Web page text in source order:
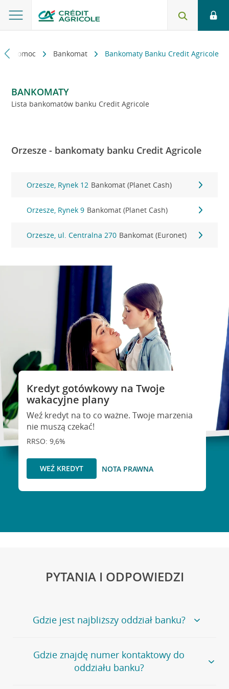
i pomoc Bankomat Bankomaty Banku Credit Agricole
BANKOMATY
Lista bankomatów banku Credit Agricole
Orzesze - bankomaty banku Credit Agricole
Orzesze, Rynek 12 Bankomat (Planet Cash)
Orzesze, Rynek 9 Bankomat (Planet Cash)
Orzesze, ul. Centralna 270 Bankomat (Euronet)
Kredyt gotówkowy na Twoje
wakacyjne plany
Weź kredyt na to co ważne. Twoje marzenia
nie muszą czekać!
RRSO: 9,6%
WEŹ KREDYT NOTA PRAWNA
PYTANIA I ODPOWIEDZI
Gdzie jest najbliższy oddział banku?
Jeśli szukasz oddziału naszego banku, zapraszamy na
stronęPlacówki i bankomaty, na której znajduje się
wygodna wyszukiwarka.
Gdzie znajdę numer kontaktowy do
oddziału banku?